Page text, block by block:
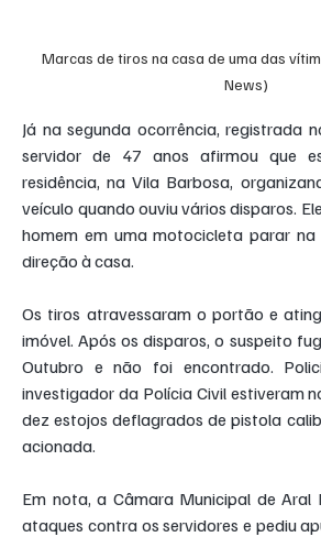
Marcas de tiros na casa de uma das
News)
Já na segunda ocorrência, registrada
servidor de 47 anos afirmou que
residência, na Vila Barbosa,
veículo quando ouviu vários disparos.
homem em uma motocicleta parar
direção à casa.
Os tiros atravessaram o portão e
imóvel. Após os disparos, o suspeito
Outubro e não foi encontrado.
investigador da Polícia Civil estiveram
dez estojos deflagrados de pistola
acionada.
Em nota, a Câmara Municipal de Aral
ataques contra os servidores e pediu